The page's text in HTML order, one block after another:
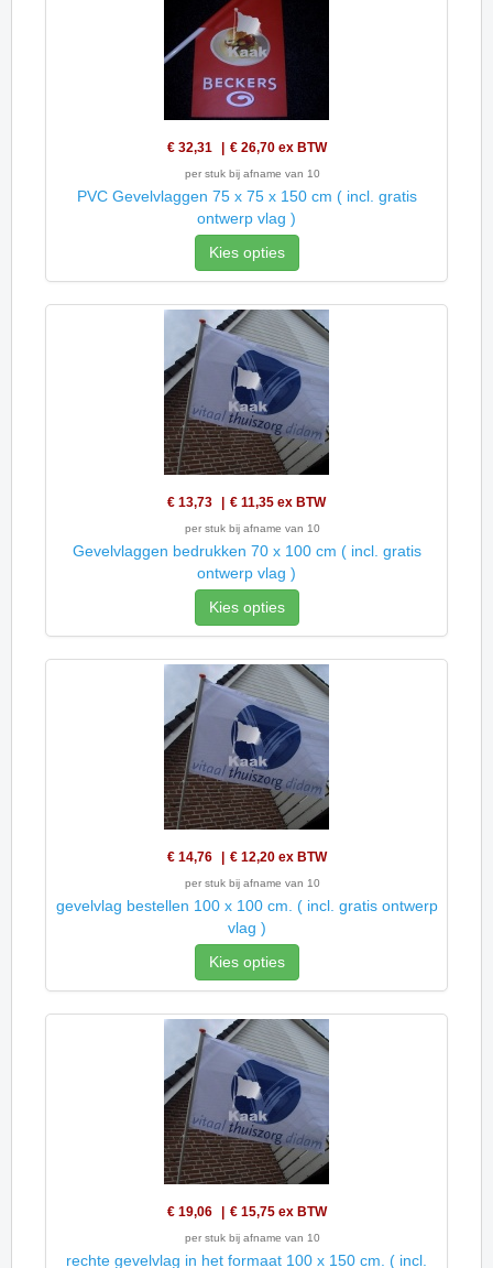
€ 32,31 € 26,70 ex BTW
per stuk bij afname van 10
PVC Gevelvlaggen 75 x 75 x 150 cm ( incl. gratis
ontwerp vlag )
Kies opties
€ 13,73 € 11,35 ex BTW
per stuk bij afname van 10
Gevelvlaggen bedrukken 70 x 100 cm ( incl. gratis
ontwerp vlag )
Kies opties
€ 14,76 € 12,20 ex BTW
per stuk bij afname van 10
gevelvlag bestellen 100 x 100 cm. ( incl. gratis ontwerp
vlag )
Kies opties
€ 19,06 € 15,75 ex BTW
per stuk bij afname van 10
rechte gevelvlag in het formaat 100 x 150 cm. ( incl.